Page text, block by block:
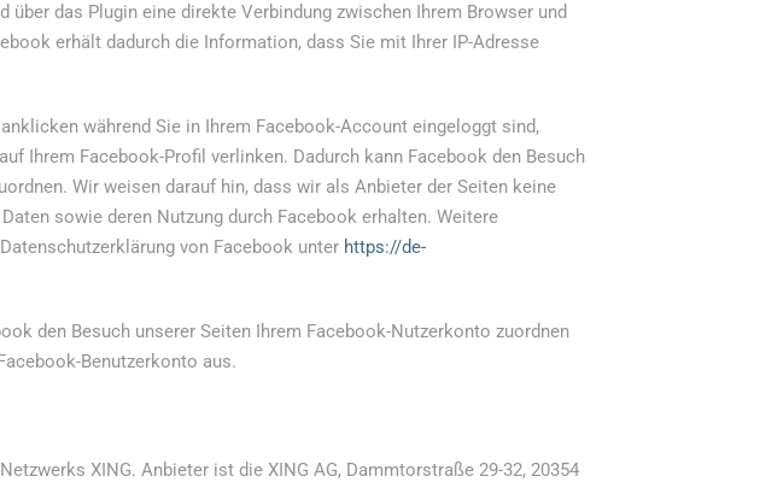
über das Plugin eine direkte Verbindung zwischen Ihrem Browser und
erhält dadurch die Information, dass Sie mit Ihrer IP-Adresse
während Sie in Ihrem Facebook-Account eingeloggt sind,
Ihrem Facebook-Profil verlinken. Dadurch kann Facebook den Besuch
Wir weisen darauf hin, dass wir als Anbieter der Seiten keine
sowie deren Nutzung durch Facebook erhalten. Weitere
von Facebook unter https://de-
den Besuch unserer Seiten Ihrem Facebook-Nutzerkonto zuordnen
Benutzerkonto aus.
XING. Anbieter ist die XING AG, Dammtorstraße 29-32, 20354